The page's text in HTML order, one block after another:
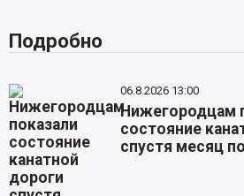
Подробно
06.8.2026 13:00
Нижегородцам
состояние
спустя месяц